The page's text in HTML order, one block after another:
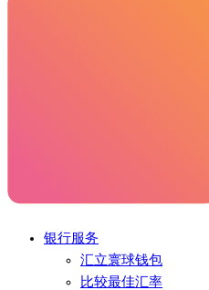
银行服务
汇立寰球钱包
比较最佳汇率